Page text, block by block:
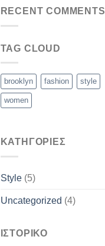
RECENT COMMENTS
TAG CLOUD
brooklyn fashion style
women
KΑΤΗΓΟΡΊΕΣ
Style(5)
Uncategorized (4)
ΙΣΤΟΡΙΚΌ